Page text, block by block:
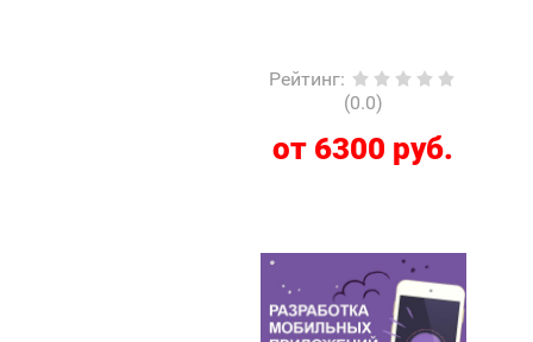
Рейтинг:
(0.0)
от 6300 руб.